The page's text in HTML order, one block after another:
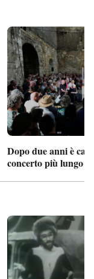
Dopo due anni è
concerto più lungo